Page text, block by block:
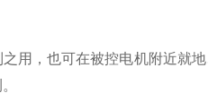
用，也可在被控电机附近就